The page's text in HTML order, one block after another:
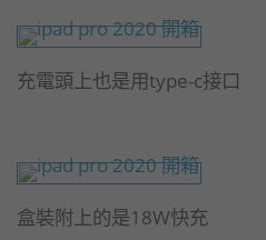
充電頭上也是用type-c接口
盒裝附上的是18W快充